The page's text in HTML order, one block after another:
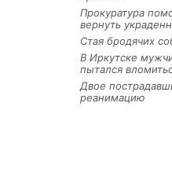
Прокуратура
вернуть
Стая бродячих
В Иркутске
пытался
Двое
реанимацию